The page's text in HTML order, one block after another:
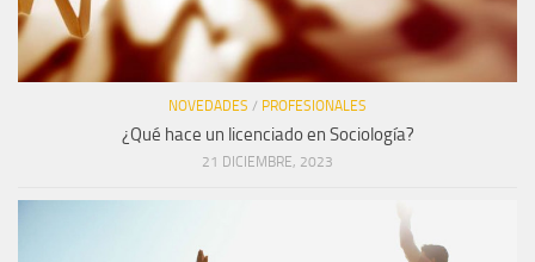
NOVEDADES / PROFESIONALES
¿Qué hace un licenciado en Sociología?
21 DICIEMBRE, 2023